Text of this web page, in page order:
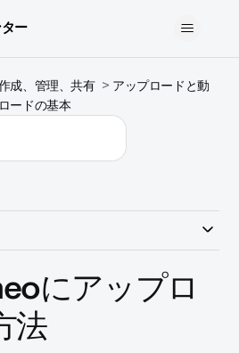
ー
成、管理、共有
アップロードと動
ードの基本
にアップロ
法